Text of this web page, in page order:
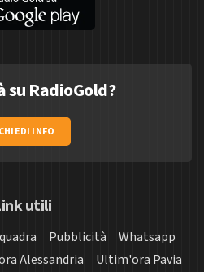
RadioGold?
INFO
utili
Pubblicità
Whatsapp
Alessandria
Ultim'ora Pavia